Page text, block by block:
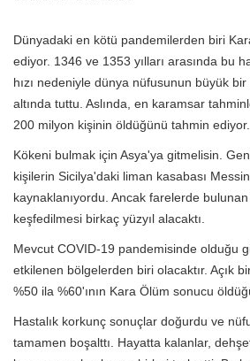
Dünyadaki en kötü pandemilerden biri
ediyor. 1346 ve 1353 yılları arasında bu
hızı nedeniyle dünya nüfusunun büyük
altında tuttu. Aslında, en karamsar
200 milyon kişinin öldüğünü tahmin ediyor.
Kökeni bulmak için Asya'ya gitmelisin.
kişilerin Sicilya'daki liman kasabası
kaynaklanıyordu. Ancak farelerde
keşfedilmesi birkaç yüzyıl alacaktı.
Mevcut COVID-19 pandemisinde olduğu
etkilenen bölgelerden biri olacaktır. Açık
%50 ila %60'ının Kara Ölüm sonucu
Hastalık korkunç sonuçlar doğurdu ve
tamamen boşalttı. Hayatta kalanlar,